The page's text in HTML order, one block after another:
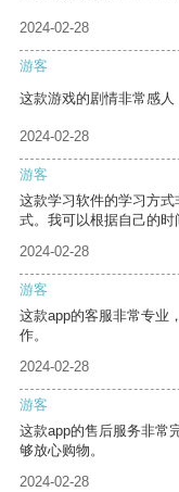
2024-02-28
游客
这款游戏的剧情非常感人
2024-02-28
游客
这款学习软件的学习方
式。我可以根据自己的时
2024-02-28
游客
这款app的客服非常专业
作。
2024-02-28
游客
这款app的售后服务非常
够放心购物。
2024-02-28